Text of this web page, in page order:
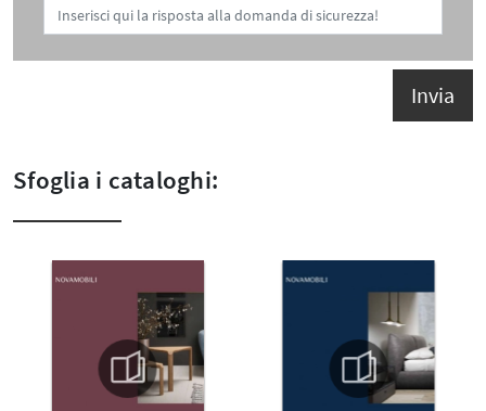
Invia
Sfoglia i cataloghi: